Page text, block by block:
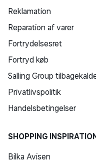
Reklamation
Reparation af varer
Fortrydelsesret
Fortryd køb
Salling Group
Privatlivspolitik
Handelsbetingelser
SHOPPING
Bilka Avisen